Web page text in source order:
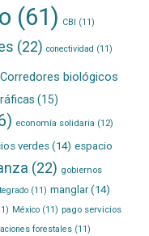
(61) CBI (11)
(22) conectividad (11)
Corredores biológicos
(15)
economía solidaria (12)
verdes(14) espacio
(22) gobiernos
(11) manglar(14)
México(11) pago servicios
forestales(11)